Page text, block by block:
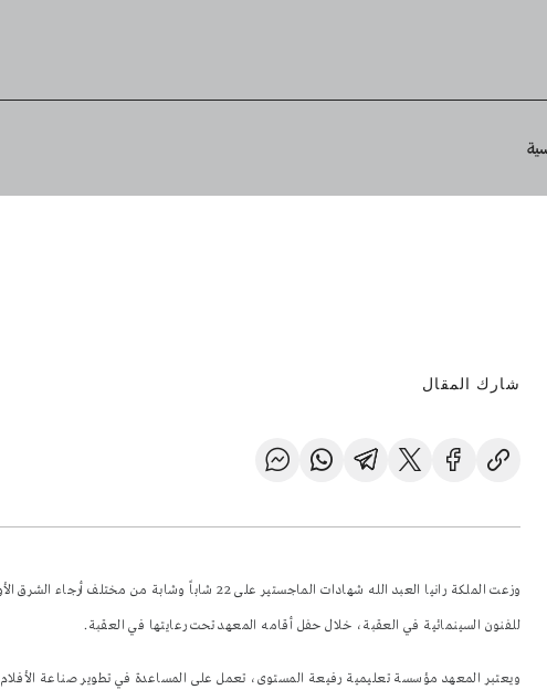
شارك المقال
وزعت الملكة رانيا العبد الله شهادات الماجستير على
للفنون السينمائية في العقبة، خلال حفل أقامه المعهد تحت رعايتها في العقبة.
ويعتبر المعهد مؤسسة تعليمية رفيعة المستوى، تعمل على المساعدة في تطوير صناعة